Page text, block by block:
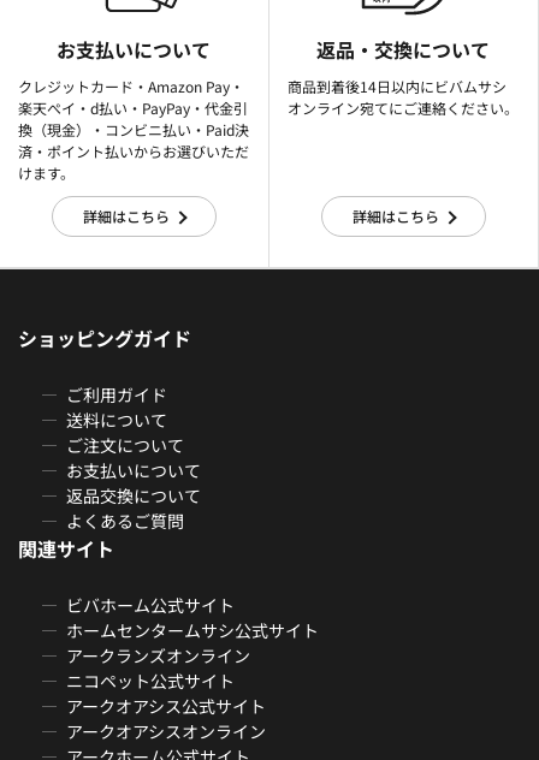
お支払いについて
クレジットカード・Amazon Pay・
楽天ぺイ・d払い・PayPay・代金引
換（現金）・コンビニ払い・Paid決
済・ポイント払いからお選びいただ
けます。
詳細はこちら
返品・交換について
商品到着後14日以内にビバムサシ
オンライン宛てにご連絡ください。
詳細はこちら
ショッピングガイド
ご利用ガイド
送料について
ご注文について
お支払いについて
返品交換について
よくあるご質問
関連サイト
ビバホーム公式サイト
ホームセンタームサシ公式サイト
アークランズオンライン
ニコペット公式サイト
アークオアシス公式サイト
アークオアシスオンライン